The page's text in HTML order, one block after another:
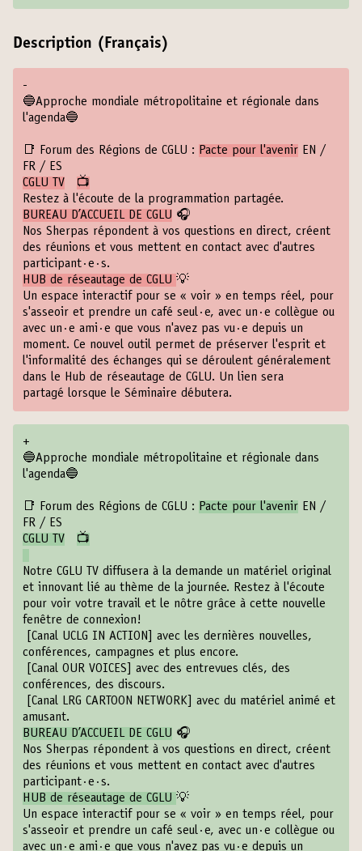
Description (Français)
-
🔵Approche mondiale métropolitaine et régionale dans
l'agenda🔵
📑 Forum des Régions de CGLU : Pacte pour l'avenir EN /
FR / ES
CGLU TV
📺
Restez à l'écoute de la programmation partagée.
BUREAU D’ACCUEIL DE CGLU 🎧
Nos Sherpas répondent à vos questions en direct, créent
des réunions et vous mettent en contact avec d'autres
participant·e·s.
HUB de réseautage de CGLU 💡
Un espace interactif pour se « voir » en temps réel, pour
s'asseoir et prendre un café seul·e, avec un·e collègue ou
avec un·e ami·e que vous n'avez pas vu·e depuis un
moment. Ce nouvel outil permet de préserver l'esprit et
l'informalité des échanges qui se déroulent généralement
dans le Hub de réseautage de CGLU. Un lien sera
partagé lorsque le Séminaire débutera.
+
🔵Approche mondiale métropolitaine et régionale dans
l'agenda🔵
📑 Forum des Régions de CGLU : Pacte pour l'avenir EN /
FR / ES
CGLU TV
📺
Notre CGLU TV diffusera à la demande un matériel original
et innovant lié au thème de la journée. Restez à l'écoute
pour voir votre travail et le nôtre grâce à cette nouvelle
fenêtre de connexion!
[Canal UCLG IN ACTION] avec les dernières nouvelles,
conférences, campagnes et plus encore.
[Canal OUR VOICES]
avec des entrevues clés, des
conférences, des discours.
️ [Canal LRG CARTOON NETWORK]
avec du matériel animé et
amusant.
BUREAU D’ACCUEIL DE CGLU 🎧
Nos Sherpas répondent à vos questions en direct, créent
des réunions et vous mettent en contact avec d'autres
participant·e·s.
HUB de réseautage de CGLU 💡
Un espace interactif pour se « voir » en temps réel, pour
s'asseoir et prendre un café seul·e, avec un·e collègue ou
avec un·e ami·e que vous n'avez pas vu·e depuis un